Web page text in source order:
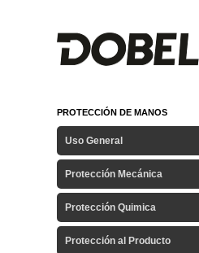
PROTECCIÓN DE MANOS
Uso General
Protección Mecánica
Protección Quimica
Protección al Producto